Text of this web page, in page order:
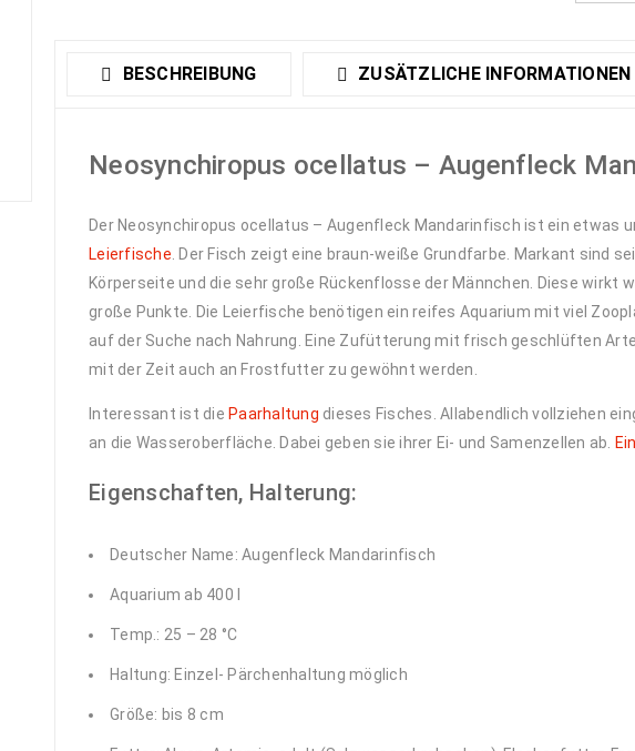
BESCHREIBUNG ZUSÄTZLICHE INFORMATIONEN
Neosynchiropus ocellatus – Augenfleck
Der Neosynchiropus ocellatus – Augenfleck Mandarinfisch ist ein etwas
Leierfische . Der Fisch zeigt eine braun-weiße Grundfarbe. Markant sind
Körperseite und die sehr große Rückenflosse der Männchen. Diese wirkt
große Punkte. Die Leierfische benötigen ein reifes Aquarium mit viel
auf der Suche nach Nahrung. Eine Zufütterung mit frisch geschlüften
mit der Zeit auch an Frostfutter zu gewöhnt werden.
Interessant ist die Paarhaltung dieses Fisches. Allabendlich vollziehen
an die Wasseroberfläche. Dabei geben sie ihrer Ei- und Samenzellen ab.
Eigenschaften, Halterung:
Deutscher Name: Augenfleck Mandarinfisch
Aquarium ab 400 l
Temp.: 25 – 28 °C
Haltung: Einzel- Pärchenhaltung möglich
Größe: bis 8 cm